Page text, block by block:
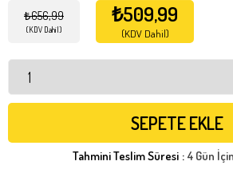
₺656,99
(KDV Dahil)
₺509,99
(KDV Dahil)
Tahmini Teslim Süresi : 4 Gün